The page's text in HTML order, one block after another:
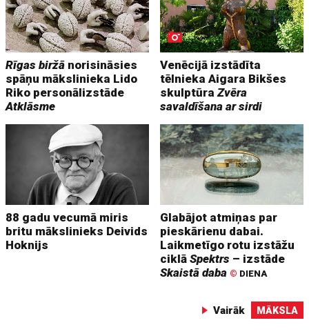
Rīgas biržā norisināsies
spāņu mākslinieka Lido
Riko personālizstāde
Atklāsme
Venēcijā izstādīta
tēlnieka Aigara Bikšes
skulptūraZvēra
savaldīšana ar sirdi
88 gadu vecumā miris
britu mākslinieks Deivids
Hoknijs
Glabājot atmiņas par
pieskārienu dabai.
Laikmetīgo rotu izstāžu
ciklāSpektrs – izstāde
Skaistā daba © DIENA
Vairāk MĀKSLA